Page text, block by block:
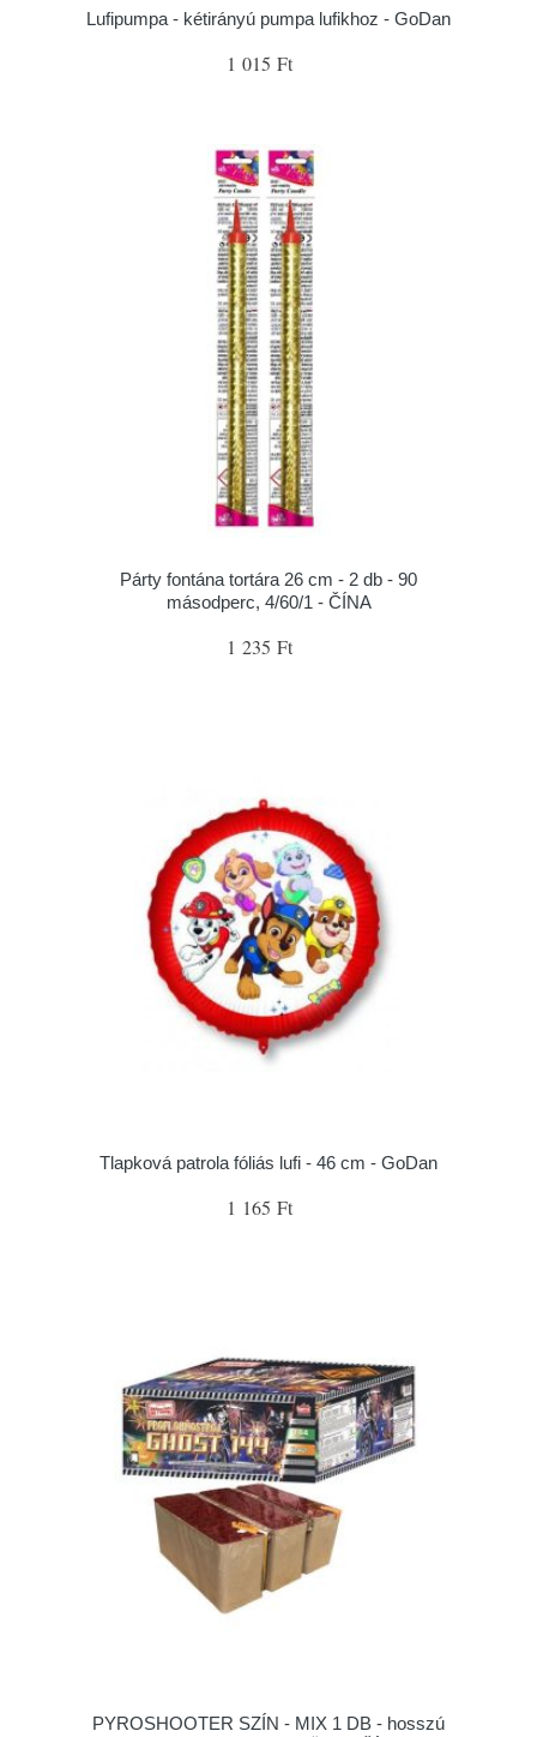
Lufipumpa - kétirányú pumpa lufikhoz - GoDan
1 015 Ft
Párty fontána tortára 26 cm - 2 db - 90
másodperc, 4/60/1 - ČÍNA
1 235 Ft
Tlapková patrola fóliás lufi - 46 cm - GoDan
1 165 Ft
PYROSHOOTER SZÍN - MIX 1 DB - hosszú